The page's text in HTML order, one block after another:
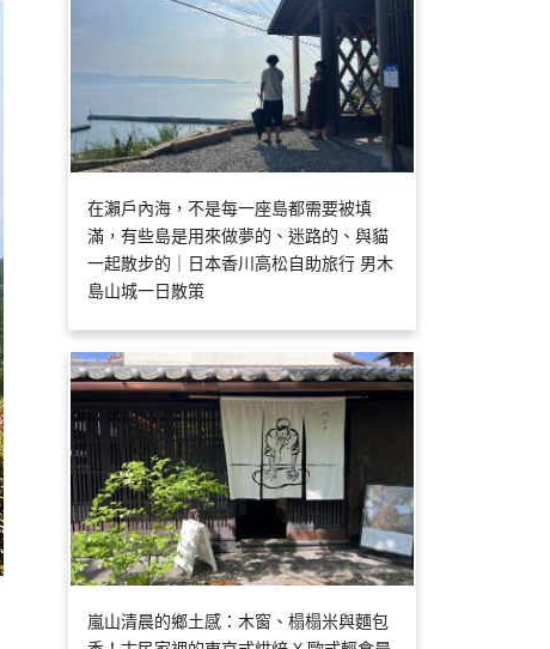
在瀨戶內海，不是每一座島都需要被填
滿，有些島是用來做夢的、迷路的、與貓
一起散步的｜日本香川高松自助旅行 男木
島山城一日散策
嵐山清晨的鄉土感：木窗、榻榻米與麵包